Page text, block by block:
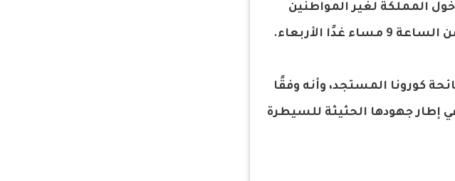
المملكة لغير المواطنين
كورونا المستجد، وأنه وفقًا
إطار جهودها الحثيثة للسيطرة